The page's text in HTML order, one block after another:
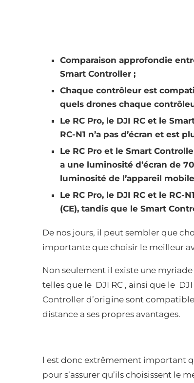
Comparaison approfondie
Smart Controller ;
Chaque contrôleur est
quels drones chaque
Le RC Pro, le DJI RC et le
RC-N1 n’a pas d’écran et est
Le RC Pro et le Smart
a une luminosité d’écran de
luminosité de l’appareil
Le RC Pro, le DJI RC et le
(CE), tandis que le Smart
De nos jours, il peut sembler que
importante que choisir le meilleur
Non seulement il existe une
telles que le DJI RC , ainsi que le
Controller d’origine sont
distance a ses propres avantages.
l est donc extrêmement important
pour s’assurer qu’ils choisissent le